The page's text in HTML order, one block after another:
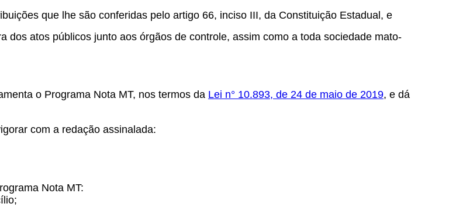
que lhe são conferidas pelo artigo 66, inciso III, da Constituição Estadual, e
atos públicos junto aos órgãos de controle, assim como a toda sociedade mato-
o Programa Nota MT, nos termos da Lei n° 10.893, de 24 de maio de 2019, e dá
com a redação assinalada:
Nota MT: